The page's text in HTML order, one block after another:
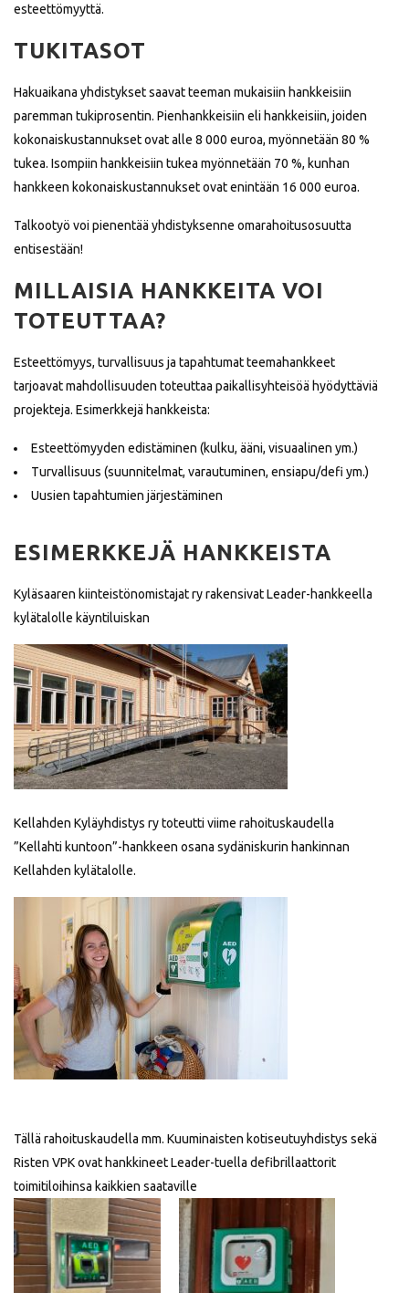
esteettömyyttä.
TUKITASOT
Hakuaikana yhdistykset saavat teeman mukaisiin hankkeisiin
paremman tukiprosentin. Pienhankkeisiin eli hankkeisiin, joiden
kokonaiskustannukset ovat alle 8 000 euroa, myönnetään 80 %
tukea. Isompiin hankkeisiin tukea myönnetään 70 %, kunhan
hankkeen kokonaiskustannukset ovat enintään 16 000 euroa.
Talkootyö voi pienentää yhdistyksenne omarahoitusosuutta
entisestään!
MILLAISIA HANKKEITA VOI
TOTEUTTAA?
Esteettömyys, turvallisuus ja tapahtumat teemahankkeet
tarjoavat mahdollisuuden toteuttaa paikallisyhteisöä hyödyttäviä
projekteja. Esimerkkejä hankkeista:
Esteettömyyden edistäminen (kulku, ääni, visuaalinen ym.)
Turvallisuus (suunnitelmat, varautuminen, ensiapu/defi ym.)
Uusien tapahtumien järjestäminen
ESIMERKKEJÄ HANKKEISTA
Kyläsaaren kiinteistönomistajat ry rakensivat Leader-hankkeella
kylätalolle käyntiluiskan
Kellahden Kyläyhdistys ry toteutti viime rahoituskaudella
”Kellahti kuntoon”-hankkeen osana sydäniskurin hankinnan
Kellahden kylätalolle.
Tällä rahoituskaudella mm. Kuuminaisten kotiseutuyhdistys sekä
Risten VPK ovat hankkineet Leader-tuella defibrillaattorit
toimitiloihinsa kaikkien saataville